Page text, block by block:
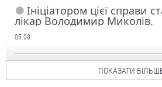
Ініціатором цієї справи
лікар Володимир Миколів.
05.08
ПОКАЗАТИ